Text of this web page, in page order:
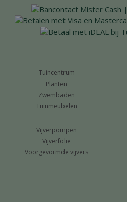
Tuincentrum
Planten
Zwembaden
Tuinmeubelen
Vijverpompen
Vijverfolie
Voorgevormde vijvers